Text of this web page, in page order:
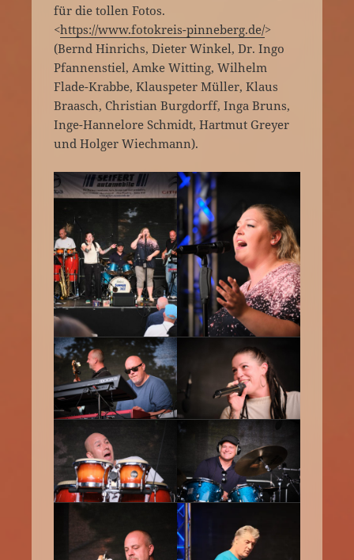
für die tollen Fotos.
<https://www.fotokreis-pinneberg.de/>
(Bernd Hinrichs, Dieter Winkel, Dr. Ingo
Pfannenstiel, Amke Witting, Wilhelm
Flade-Krabbe, Klauspeter Müller, Klaus
Braasch, Christian Burgdorff, Inga Bruns,
Inge-Hannelore Schmidt, Hartmut Greyer
und Holger Wiechmann).